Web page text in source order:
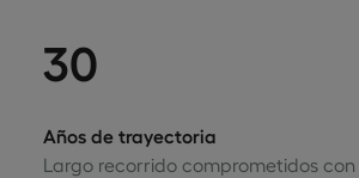
30
Años de trayectoria
Largo recorrido comprometidos